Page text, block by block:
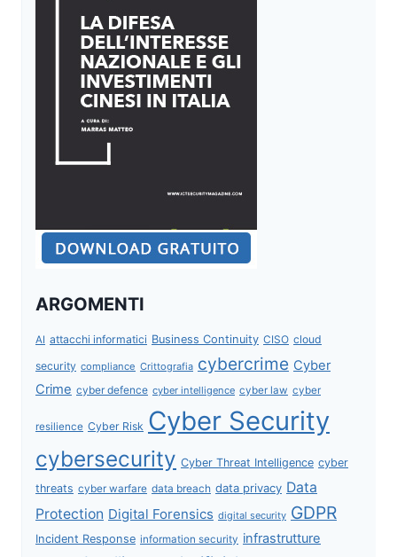
ARGOMENTI
AI attacchi informatici Business Continuity CISO cloud
security compliance Crittografia cybercrime Cyber
Crime cyber defence cyber intelligence cyber law cyber
resilience Cyber Risk Cyber Security
cybersecurity Cyber Threat Intelligence cyber
threats cyber warfare data breach data privacy Data
Protection Digital Forensics digital security GDPR
Incident Response information security infrastrutture